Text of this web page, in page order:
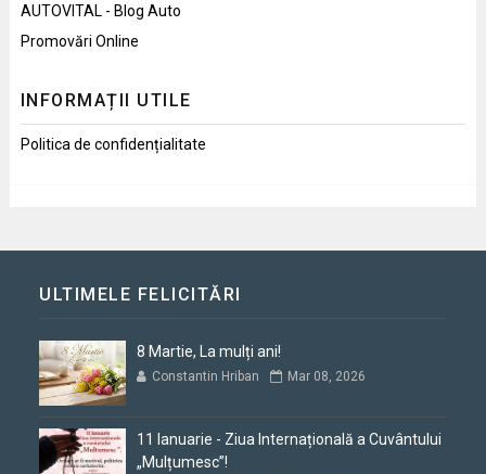
AUTOVITAL - Blog Auto
Promovări Online
INFORMAȚII UTILE
Politica de confidențialitate
ULTIMELE FELICITĂRI
8 Martie, La mulți ani!
Constantin Hriban Mar 08, 2026
11 Ianuarie - Ziua Internațională a Cuvântului
„Mulțumesc”!